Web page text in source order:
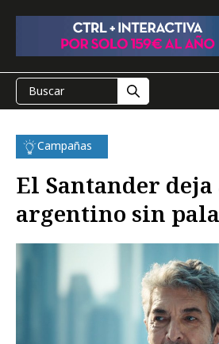
Campañas
El Santander deja
argentino sin